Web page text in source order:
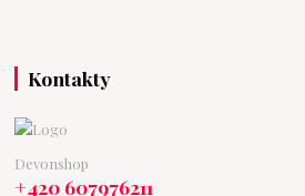
Kontakty
Devonshop
+420 607976211